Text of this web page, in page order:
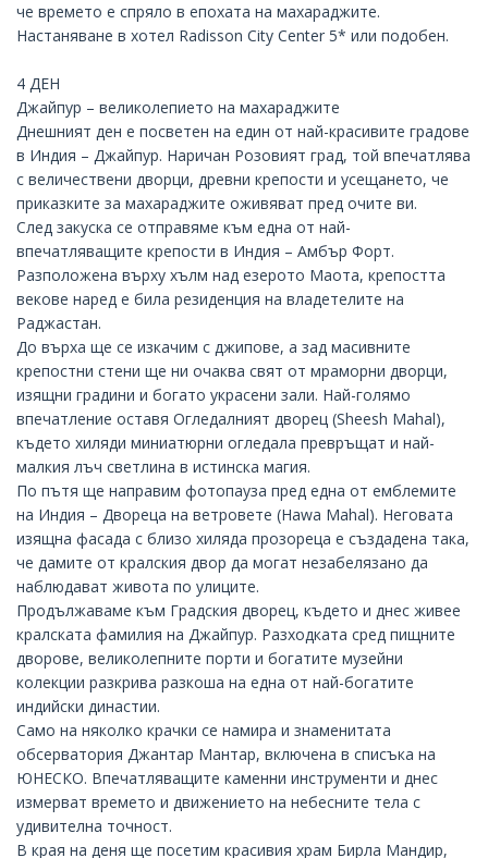
че времето е спряло в епохата на махараджите.
Настаняване в хотел Radisson City Center 5* или подобен.
4 ДЕН
Джайпур – великолепието на махараджите
Днешният ден е посветен на един от най-красивите градове
в Индия – Джайпур. Наричан Розовият град, той впечатлява
с величествени дворци, древни крепости и усещането, че
приказките за махараджите оживяват пред очите ви.
След закуска се отправяме към една от най-
впечатляващите крепости в Индия – Амбър Форт.
Разположена върху хълм над езерото Маота, крепостта
векове наред е била резиденция на владетелите на
Раджастан.
До върха ще се изкачим с джипове, а зад масивните
крепостни стени ще ни очаква свят от мраморни дворци,
изящни градини и богато украсени зали. Най-голямо
впечатление оставя Огледалният дворец (Sheesh Mahal),
където хиляди миниатюрни огледала превръщат и най-
малкия лъч светлина в истинска магия.
По пътя ще направим фотопауза пред една от емблемите
на Индия – Двореца на ветровете (Hawa Mahal). Неговата
изящна фасада с близо хиляда прозореца е създадена така,
че дамите от кралския двор да могат незабелязано да
наблюдават живота по улиците.
Продължаваме към Градския дворец, където и днес живее
кралската фамилия на Джайпур. Разходката сред пищните
дворове, великолепните порти и богатите музейни
колекции разкрива разкоша на една от най-богатите
индийски династии.
Само на няколко крачки се намира и знаменитата
обсерватория Джантар Мантар, включена в списъка на
ЮНЕСКО. Впечатляващите каменни инструменти и днес
измерват времето и движението на небесните тела с
удивителна точност.
В края на деня ще посетим красивия храм Бирла Мандир,